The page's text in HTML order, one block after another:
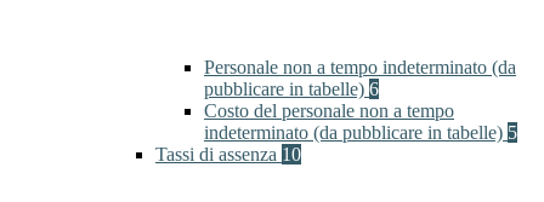
Personale non a tempo indeterminato (da
pubblicare in tabelle) 6
Costo del personale non a tempo
indeterminato (da pubblicare in tabelle) 5
Tassi di assenza 10